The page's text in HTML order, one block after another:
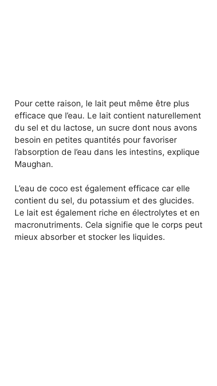
Pour cette raison, le lait peut même être plus
efficace que l’eau. Le lait contient naturellement
du sel et du lactose, un sucre dont nous avons
besoin en petites quantités pour favoriser
l’absorption de l’eau dans les intestins, explique
Maughan.
L’eau de coco est également efficace car elle
contient du sel, du potassium et des glucides.
Le lait est également riche en électrolytes et en
macronutriments. Cela signifie que le corps peut
mieux absorber et stocker les liquides.